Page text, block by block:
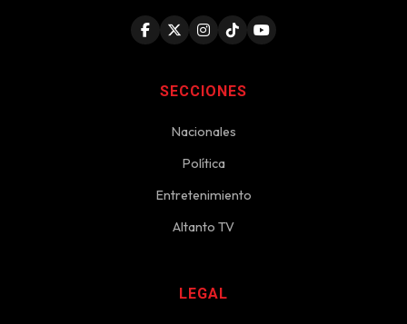
SECCIONES
Nacionales
Política
Entretenimiento
Altanto TV
LEGAL